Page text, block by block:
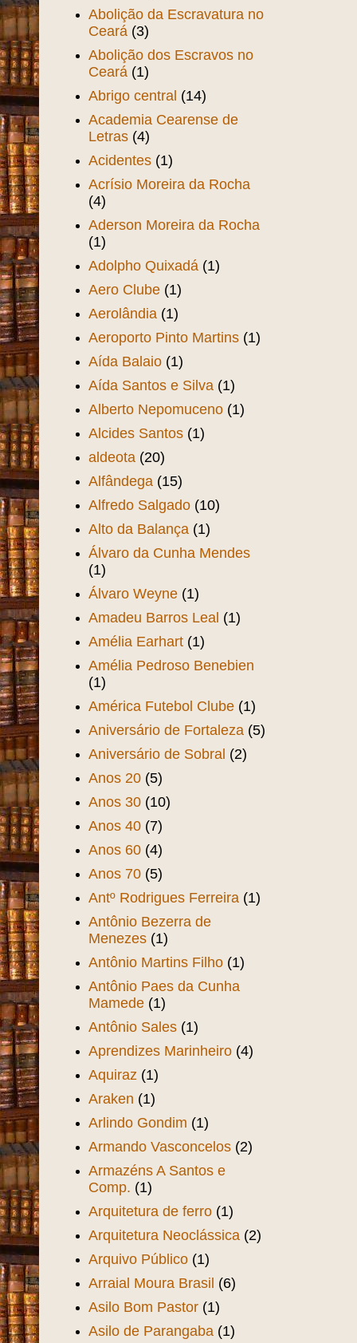
Abolição da Escravatura no
Ceará (3)
Abolição dos Escravos no
Ceará (1)
Abrigo central (14)
Academia Cearense de
Letras (4)
Acidentes (1)
Acrísio Moreira da Rocha
(4)
Aderson Moreira da Rocha
(1)
Adolpho Quixadá (1)
Aero Clube (1)
Aerolândia (1)
Aeroporto Pinto Martins (1)
Aída Balaio (1)
Aída Santos e Silva (1)
Alberto Nepomuceno (1)
Alcides Santos (1)
aldeota (20)
Alfândega (15)
Alfredo Salgado (10)
Alto da Balança (1)
Álvaro da Cunha Mendes
(1)
Álvaro Weyne (1)
Amadeu Barros Leal (1)
Amélia Earhart (1)
Amélia Pedroso Benebien
(1)
América Futebol Clube (1)
Aniversário de Fortaleza (5)
Aniversário de Sobral (2)
Anos 20 (5)
Anos 30 (10)
Anos 40 (7)
Anos 60 (4)
Anos 70 (5)
Antº Rodrigues Ferreira (1)
Antônio Bezerra de
Menezes (1)
Antônio Martins Filho (1)
Antônio Paes da Cunha
Mamede (1)
Antônio Sales (1)
Aprendizes Marinheiro (4)
Aquiraz (1)
Araken (1)
Arlindo Gondim (1)
Armando Vasconcelos (2)
Armazéns A Santos e
Comp. (1)
Arquitetura de ferro (1)
Arquitetura Neoclássica (2)
Arquivo Público (1)
Arraial Moura Brasil (6)
Asilo Bom Pastor (1)
Asilo de Parangaba (1)